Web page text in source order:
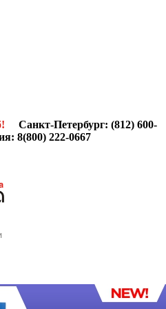
Санкт-Петербург: (812) 600-
8(800) 222-0667